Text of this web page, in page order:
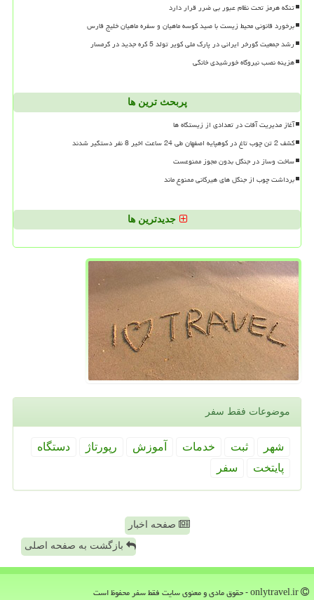
تنگه هرمز تحت نظام عبور بی ضرر قرار دارد
برخورد قانونی محیط زیست با صید کوسه ماهیان و سفره ماهیان خلیج فارس
رشد جمعیت گورخر ایرانی در پارک ملی کویر تولد 5 کره جدید در گرمسار
هزینه نصب نیروگاه خورشیدی خانگی
پربحث ترین ها
آغاز مدیریت آفات در تعدادی از زیستگاه ها
کشف 2 تن چوب تاغ در کوهپایه اصفهان طی 24 ساعت اخیر 8 نفر دستگیر شدند
ساخت وساز در جنگل بدون مجوز ممنوعست
برداشت چوب از جنگل های هیرکانی ممنوع ماند
جدیدترین ها
موضوعات فقط سفر
شهر ثبت خدمات آموزش رپورتاژ
دستگاه
پایتخت
سفر
صفحه اخبار
بازگشت به صفحه اصلی